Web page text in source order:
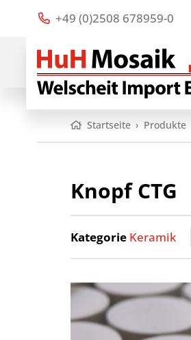
+49 (0)2508 678959-0
Startseite › Produkte
Knopf CTG
Kategorie Keramik